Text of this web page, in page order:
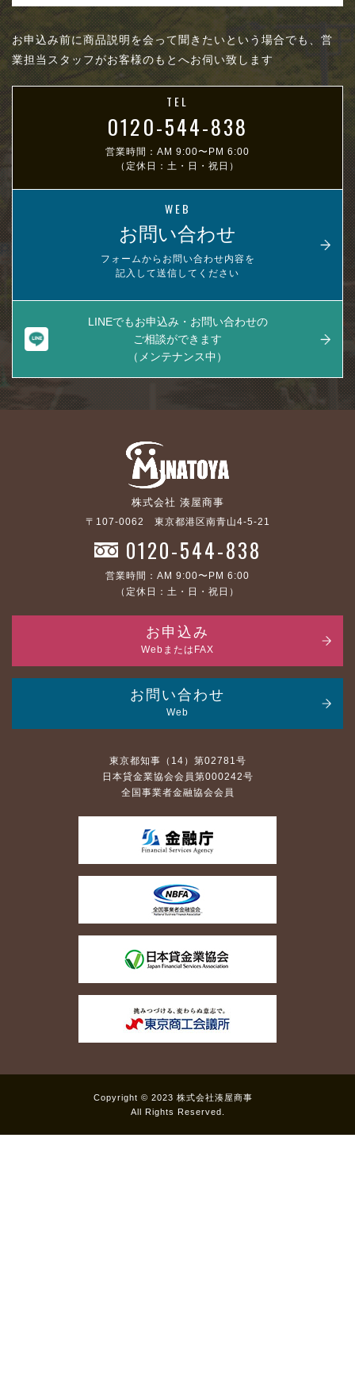
お申込み前に商品説明を会って聞きたいという場合でも、営
業担当スタッフがお客様のもとへお伺い致します
TEL
0120-544-838
営業時間：AM 9:00〜PM 6:00
（定休日：土・日・祝日）
WEB
お問い合わせ
フォームからお問い合わせ内容を
記入して送信してください
LINEでもお申込み・お問い合わせの
ご相談ができます
（メンテナンス中）
株式会社 湊屋商事
〒107-0062 東京都港区南青山4-5-21
0120-544-838
営業時間：AM 9:00〜PM 6:00
（定休日：土・日・祝日）
お申込み
WebまたはFAX
お問い合わせ
Web
東京都知事（14）第02781号
日本貸金業協会会員第000242号
全国事業者金融協会会員
Copyright © 2023 株式会社湊屋商事
All Rights Reserved.